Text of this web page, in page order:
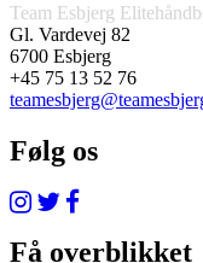
Team Esbjerg
Gl. Vardevej 82
6700 Esbjerg
+45 75 13 52 76
Følg os
Få overblikket